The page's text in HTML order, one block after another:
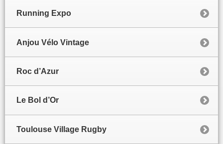
Running Expo
Anjou Vélo Vintage
Roc d’Azur
Le Bol d’Or
Toulouse Village Rugby